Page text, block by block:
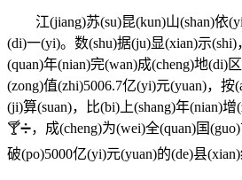
江(jiang)苏(su)昆(kun)山(shan)依
(di)一(yi)。数(shu)据(ju)显(xian)示(shi)
(quan)年(nian)完(wan)成(cheng)地(di)
(zong)值(zhi)5006.7亿(yi)元(yuan)，按
(ji)算(suan)，比(bi)上(shang)年(nian)增
🍸➗，成(cheng)为(wei)全(quan)国
破(po)5000亿(yi)元(yuan)的(de)县